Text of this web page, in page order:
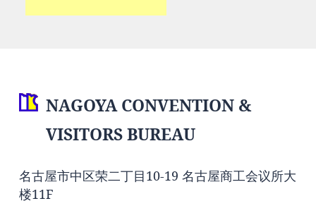
NAGOYA CONVENTION &
VISITORS BUREAU
名古屋市中区荣二丁目10-19 名古屋商工会议所大
楼11F